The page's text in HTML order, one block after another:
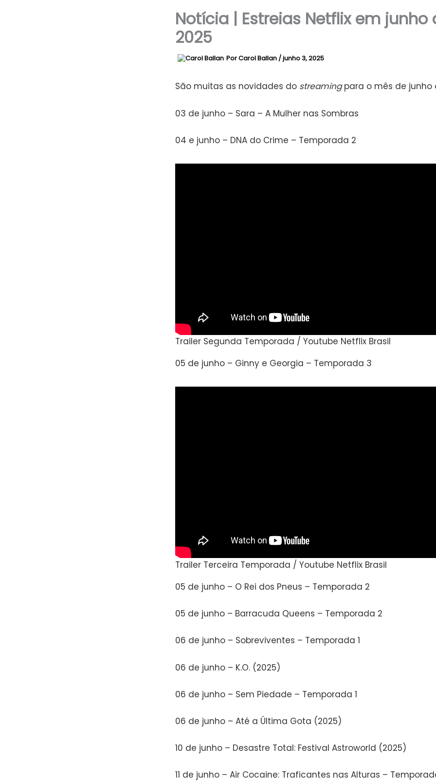
Notícia | Estreias Netflix em junho
2025
PorCarol Ballan /junho 3, 2025
São muitas as novidades do streamingpara o mês de junho
03 de junho – Sara – A Mulher nas Sombras
04 e junho – DNA do Crime – Temporada 2
Trailer Segunda Temporada / Youtube Netflix Brasil
05 de junho – Ginny e Georgia – Temporada 3
Trailer Terceira Temporada / Youtube Netflix Brasil
05 de junho – O Rei dos Pneus – Temporada 2
05 de junho – Barracuda Queens – Temporada 2
06 de junho – Sobreviventes – Temporada 1
06 de junho – K.O. (2025)
06 de junho – Sem Piedade – Temporada 1
06 de junho – Até a Última Gota (2025)
10 de junho – Desastre Total: Festival Astroworld (2025)
11 de junho – Air Cocaine: Traficantes nas Alturas –